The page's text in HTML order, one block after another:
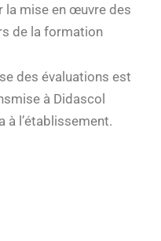
la mise en œuvre des
de la formation
des évaluations est
à Didascol
à l’établissement.